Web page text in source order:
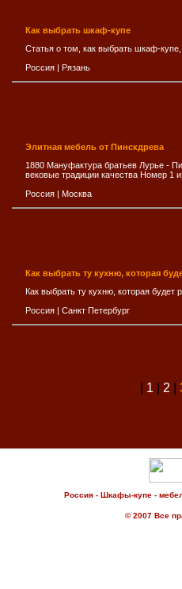
Как выбрать шкаф-купе
Статья о том, как выбрать шкаф-
Россия
Рязань
Элитная мебель от Пинскдрева
1880 Мануфактура братьев Лурье -
вековые традиции качества Номер 1
Россия
Москва
Как выбрать ту кухню, которая
Как выбрать ту кухню, которая будет
Россия
Санкт Петербург
1 2
Россия - Шкафы-купе -
© 2007 Все